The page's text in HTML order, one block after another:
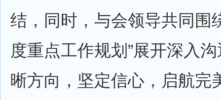
结，同时，与会领导共同围
度重点工作规划”展开深入
晰方向，坚定信心，启航完